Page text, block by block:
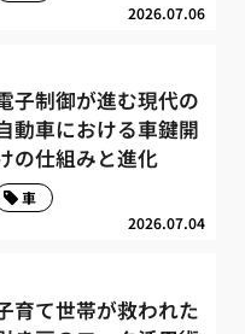
2026.07.06
子制御が進む現代の
動車における車鍵開
の仕組みと進化
2026.07.04
車
育て世帯が救われた